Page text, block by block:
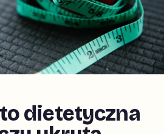
dietetyczna